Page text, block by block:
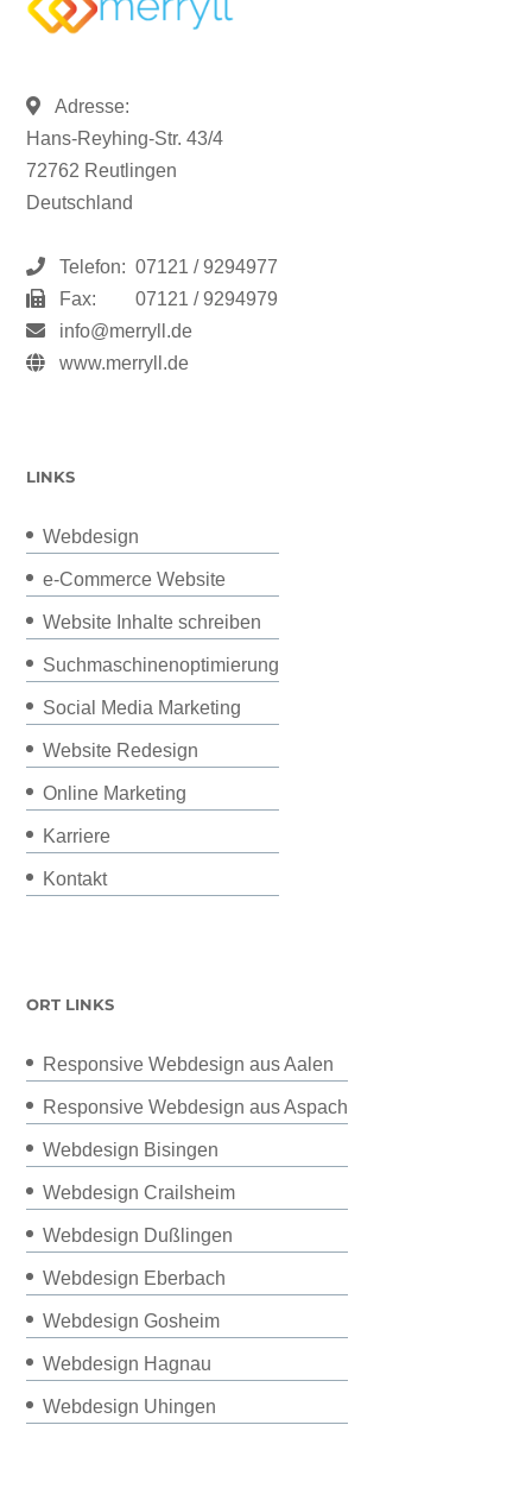
Adresse:
Hans-Reyhing-Str. 43/4
72762 Reutlingen
Deutschland
Telefon: 07121 / 9294977
Fax:
07121 / 9294979
info@merryll.de
www.merryll.de
LINKS
Webdesign
e-Commerce Website
Website Inhalte schreiben
Suchmaschinenoptimierung
Social Media Marketing
Website Redesign
Online Marketing
Karriere
Kontakt
ORT LINKS
Responsive Webdesign aus Aalen
Responsive Webdesign aus Aspach
Webdesign Bisingen
Webdesign Crailsheim
Webdesign Dußlingen
Webdesign Eberbach
Webdesign Gosheim
Webdesign Hagnau
Webdesign Uhingen